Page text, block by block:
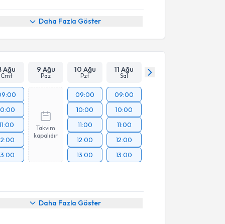
Daha Fazla Göster
Ağu
Cmt
9 Ağu
Paz
10 Ağu
Pzt
11 Ağu
Sal
Takvim
kapalıdır
09:00
10:00
11:00
12:00
13:00
09:00
10:00
11:00
12:00
13:00
Daha Fazla Göster